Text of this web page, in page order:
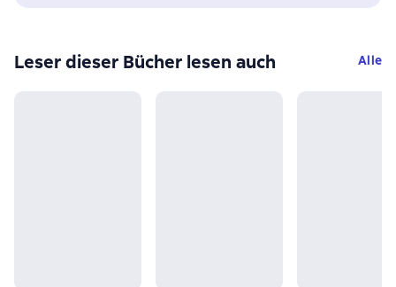
Leser dieser Bücher lesen auch Alle